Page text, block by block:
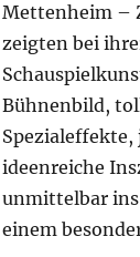
Mettenheim –
zeigten bei
Bühnenbild,
ideenreiche
unmittelbar ins
einem